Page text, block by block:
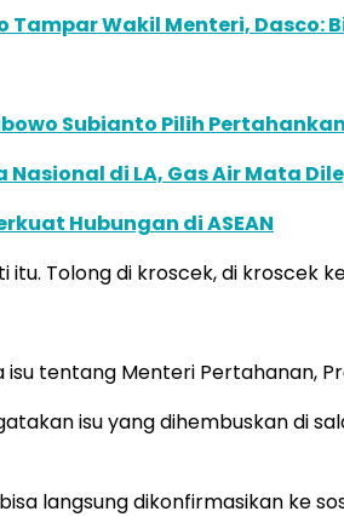
Tampar Wakil Menteri,
Subianto Pilih
di LA, Gas Air Mata
Hubungan di ASEAN
Tolong di kroscek, di
tentang Menteri Pertahanan,
isu yang dihembuskan di
langsung dikonfirmasikan ke